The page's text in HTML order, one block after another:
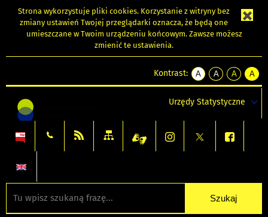
Strona wykorzystuje pliki cookies. Korzystanie z witryny bez
zmiany ustawień Twojej przeglądarki oznacza, że będą one
umieszczane w Twoim urządzeniu końcowym. Zawsze możesz
zmienić te ustawienia.
Kontrast:
A
kontrast
A
kontrast
tekst
czarnym
A
kontrast
tekst
czarnym
A
tekst
żółtym
Urzędy Statystyczne